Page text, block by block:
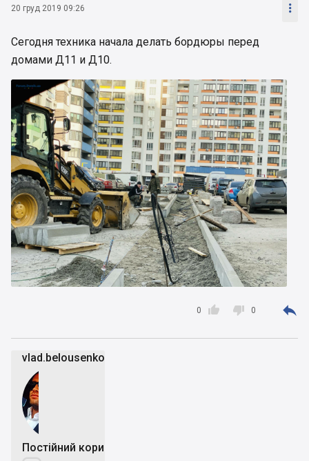
20 груд 2019 09:26 
Сегодня техника начала делать бордюры перед
домами Д11 и Д10.

0  0 
vlad.belousenko
Постійний користувач